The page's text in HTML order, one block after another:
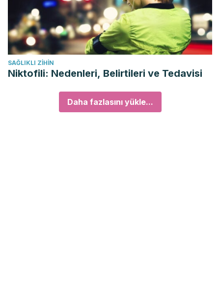
SAĞLIKLI ZIHIN
Niktofili: Nedenleri, Belirtileri ve Tedavisi
Daha fazlasını yükle...